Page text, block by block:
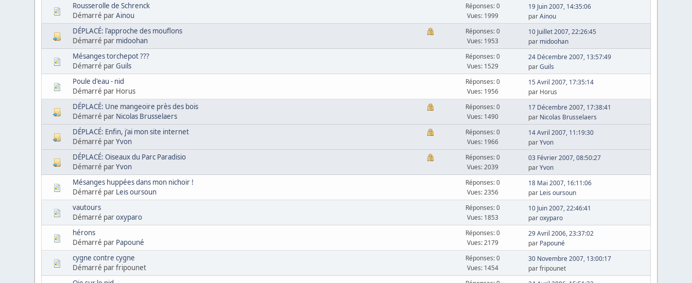
Rousserolle de Schrenck
Démarré parAinou
Réponses: 0
Vues: 1999
19 Juin 2007, 14:35:06
parAinou
DÉPLACÉ: l'approche des mouflons
Démarré par midoohan
Réponses: 0
Vues: 1953
10 Juillet 2007, 22:26:45
par midoohan
Mésanges torchepot ???
Démarré parGuils
Réponses: 0
Vues: 1529
24 Décembre 2007, 13:57:49
parGuils
Poule d'eau - nid
Démarré par Horus
Réponses: 0
Vues: 1956
15 Avril 2007, 17:35:14
par Horus
DÉPLACÉ: Une mangeoire près des bois
Démarré par Nicolas Brusselaers
Réponses: 0
Vues: 1490
17 Décembre 2007, 17:38:41
par Nicolas Brusselaers
DÉPLACÉ: Enfin, j'ai mon site internet
Démarré parYvon
Réponses: 0
Vues: 1966
14 Avril 2007, 11:19:30
parYvon
DÉPLACÉ: Oiseaux du Parc Paradisio
Démarré parYvon
Réponses: 0
Vues: 2039
03 Février 2007, 08:50:27
parYvon
Mésanges huppées dans mon nichoir !
Démarré par Leis oursoun
Réponses: 0
Vues: 2356
18 Mai 2007, 16:11:06
par Leis oursoun
vautours
Démarré paroxyparo
Réponses: 0
Vues: 1853
10 Juin 2007, 22:46:41
paroxyparo
hérons
Démarré par Papouné
Réponses: 0
Vues: 2179
29 Avril 2006, 23:37:02
par Papouné
cygne contre cygne
Démarré par fripounet
Réponses: 0
Vues: 1454
30 Novembre 2007, 13:00:17
par fripounet